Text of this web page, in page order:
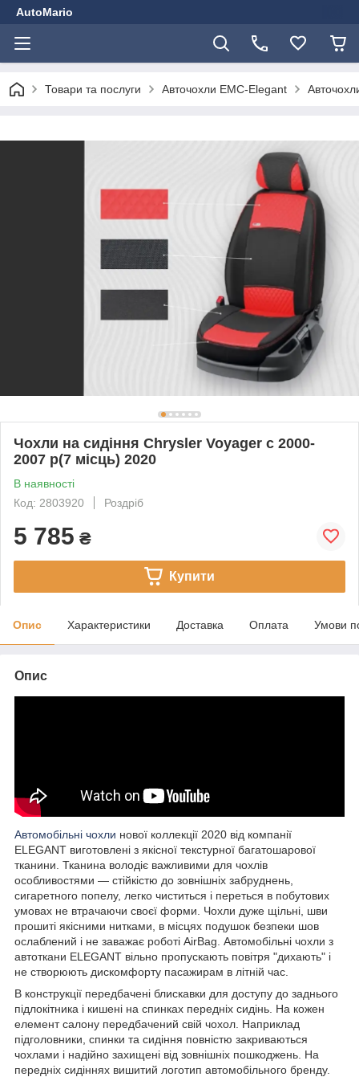
AutoMario
Товари та послуги Авточохли EMC-Elegant
Чохли на сидіння Chrysler Voyager c 2000-
2007 р(7 місць) 2020
В наявності
Код: 2803920
Роздріб
5 785 ₴
Купити
Опис Характеристики Доставка Оплата Умови
Опис
Автомобільні чохли нової коллекції 2020 від компанії
ELEGANT виготовлені з якісної текстурної багатошарової
тканини. Тканина володіє важливими для чохлів
особливостями — стійкістю до зовнішніх забруднень,
сигаретного попелу, легко чиститься і переться в побутових
умовах не втрачаючи своєї форми. Чохли дуже щільні, шви
прошиті якісними нитками, в місцях подушок безпеки шов
ослаблений і не заважає роботі AirBag. Автомобільні чохли з
автоткани ELEGANT вільно пропускають повітря "дихають" і
не створюють дискомфорту пасажирам в літній час.
В конструкції передбачені блискавки для доступу до заднього
підлокітника і кишені на спинках передніх сидінь. На кожен
елемент салону передбачений свій чохол. Наприклад
підголовники, спинки та сидіння повністю закриваються
чохлами і надійно захищені від зовнішніх пошкоджень. На
передніх сидіннях вишитий логотип автомобільного бренду.